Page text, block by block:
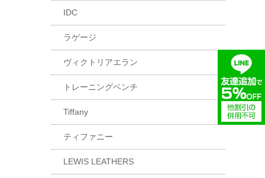
IDC
ラゲージ
ヴィクトリアエラン
トレーニングベンチ
Tiffany
ティファニー
LEWIS LEATHERS